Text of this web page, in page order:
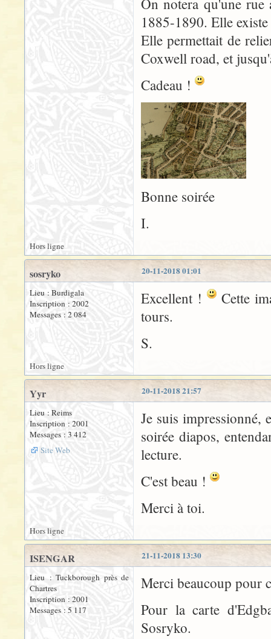
On notera qu'une rue
1885-1890. Elle
Elle permettait de
Coxwell road, et
Cadeau !
Bonne soirée
I.
Hors ligne
20-11-2018 01:01
sosryko
Lieu : Burdigala
Inscription : 2002
Messages : 2 084
Excellent !
Cette
tours.
S.
Hors ligne
20-11-2018 21:57
Yyr
Lieu : Reims
Inscription : 2001
Messages : 3 412
Site Web
Je suis impressionné,
soirée diapos,
lecture.
C'est beau !
Merci à toi.
Hors ligne
21-11-2018 13:30
ISENGAR
Lieu : Tuckborough près de
Chartres
Inscription : 2001
Messages : 5 117
Merci beaucoup pour
Pour la carte
Sosryko.